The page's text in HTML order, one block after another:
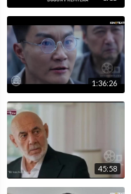
1:36:26
45:58